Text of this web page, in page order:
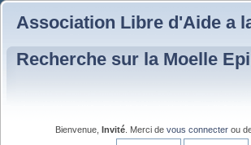
Association Libre d'Aide a
Recherche sur la Moelle
Bienvenue, Invité . Merci de vous connecter ou